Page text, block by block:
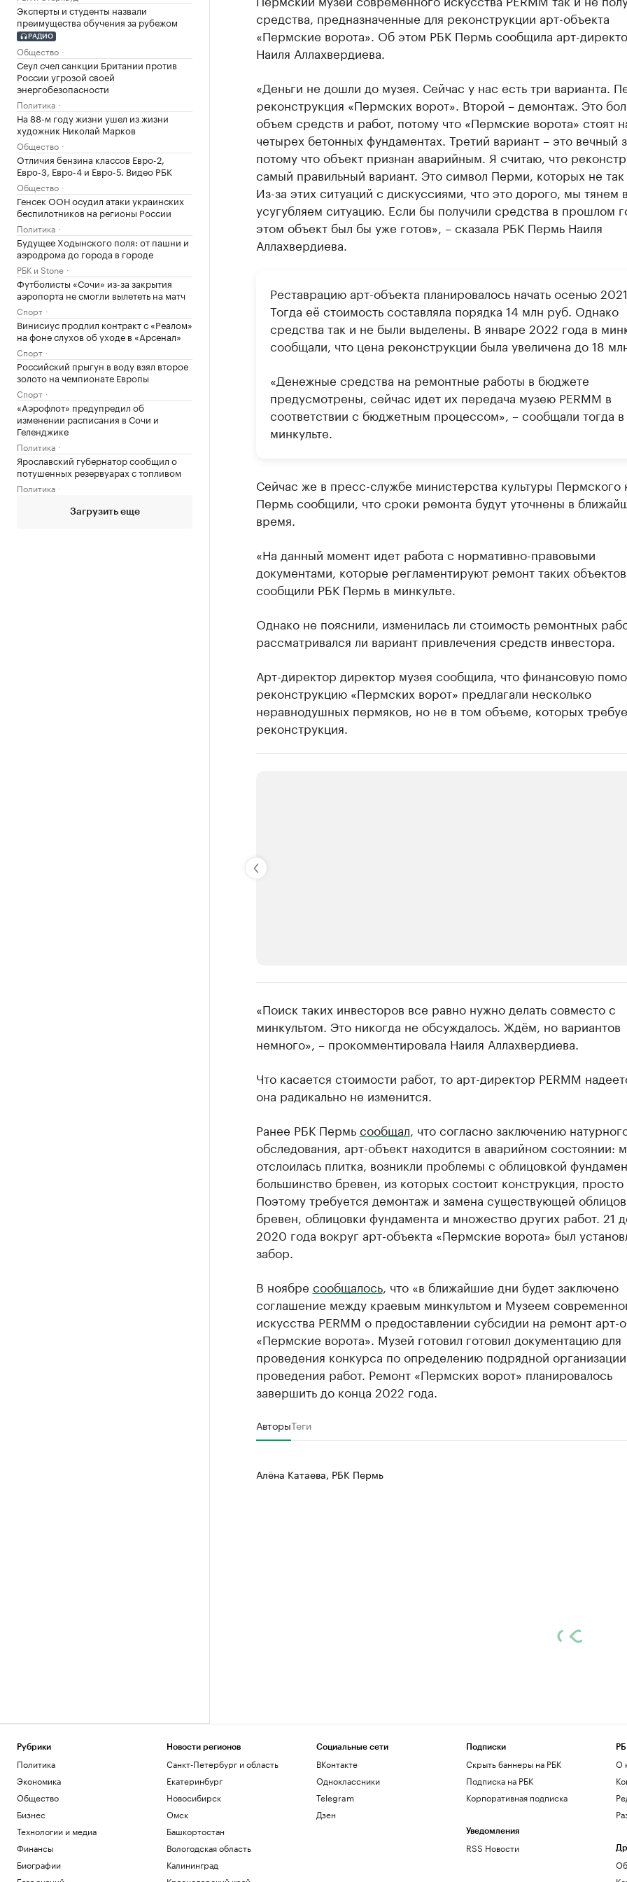
Эксперты и студенты назвали
преимущества обучения за рубежом
РАДИО
Общество
Сеул счел санкции Британии против
России угрозой своей
энергобезопасности
Политика
На 88-м году жизни ушел из жизни
художник Николай Марков
Общество
Отличия бензина классов Евро-2,
Евро-3, Евро-4 и Евро-5. Видео РБК
Общество
Генсек ООН осудил атаки украинских
беспилотников на регионы России
Политика
Будущее Ходынского поля: от пашни и
аэродрома до города в городе
РБК и Stone
Футболисты «Сочи» из-за закрытия
аэропорта не смогли вылететь на матч
Спорт
Винисиус продлил контракт с «Реалом»
на фоне слухов об уходе в «Арсенал»
Спорт
Российский прыгун в воду взял второе
золото на чемпионате Европы
Спорт
«Аэрофлот» предупредил об
изменении расписания в Сочи и
Геленджике
Политика
Ярославский губернатор сообщил о
потушенных резервуарах с топливом
Политика
Загрузить еще
средства, предназначенные для реконструкции арт-объекта
«Пермские ворота». Об этом РБК Пермь сообщила арт-
Наиля Аллахвердиева.
«Деньги не дошли до музея. Сейчас у нас есть три варианта.
реконструкция «Пермских ворот». Второй – демонтаж. Это
объем средств и работ, потому что «Пермские ворота» стоят
четырех бетонных фундаментах. Третий вариант – это вечный
потому что объект признан аварийным. Я считаю, что
самый правильный вариант. Это символ Перми, которых не так
Из-за этих ситуаций с дискуссиями, что это дорого, мы тянем
усугубляем ситуацию. Если бы получили средства в прошлом
этом объект был бы уже готов», – сказала РБК Пермь Наиля
Аллахвердиева.
Реставрацию арт-объекта планировалось начать осенью 2021
Тогда её стоимость составляла порядка 14 млн руб. Однако
средства так и не были выделены. В январе 2022 года в
сообщали, что цена реконструкции была увеличена до 18
«Денежные средства на ремонтные работы в бюджете
предусмотрены, сейчас идет их передача музею PERMM в
соответствии с бюджетным процессом», – сообщали тогда в
минкульте.
Сейчас же в пресс-службе министерства культуры Пермского
Пермь сообщили, что сроки ремонта будут уточнены в
время.
«На данный момент идет работа с нормативно-правовыми
документами, которые регламентируют ремонт таких
сообщили РБК Пермь в минкульте.
Однако не пояснили, изменилась ли стоимость ремонтных
рассматривался ли вариант привлечения средств инвестора.
Арт-директор директор музея сообщила, что финансовую
реконструкцию «Пермских ворот» предлагали несколько
неравнодушных пермяков, но не в том объеме, которых
реконструкция.
Крупные организации в нефтегазовой
Найдите и проверьте данные в каталоге
«Поиск таких инвесторов все равно нужно делать совместо с
минкультом. Это никогда не обсуждалось. Ждём, но вариантов
немного», – прокомментировала Наиля Аллахвердиева.
Что касается стоимости работ, то арт-директор PERMM
она радикально не изменится.
Ранее РБК Пермьсообщал , что согласно заключению
обследования, арт-объект находится в аварийном состоянии:
отслоилась плитка, возникли проблемы с облицовкой
большинство бревен, из которых состоит конструкция, просто
Поэтому требуется демонтаж и замена существующей
бревен, облицовки фундамента и множество других работ. 21
2020 года вокруг арт-объекта «Пермские ворота» был
забор.
В ноябре сообщалось, что «в ближайшие дни будет заключено
соглашение между краевым минкультом и Музеем
искусства PERMM о предоставлении субсидии на ремонт арт-
«Пермские ворота». Музей готовил готовил документацию для
проведения конкурса по определению подрядной
проведения работ. Ремонт «Пермских ворот» планировалось
завершить до конца 2022 года.
АвторыТеги
Алёна Катаева, РБК Пермь
Рубрики
Политика
Экономика
Общество
Бизнес
Технологии и медиа
Финансы
Биографии
Новости регионов
Санкт-Петербург и область
Екатеринбург
Новосибирск
Омск
Башкортостан
Вологодская область
Калининград
Социальные сети
ВКонтакте
Одноклассники
Telegram
Дзен
Подписки
Скрыть баннеры на РБК
Подписка на РБК
Корпоративная подписка
Уведомления
RSS Новости
О